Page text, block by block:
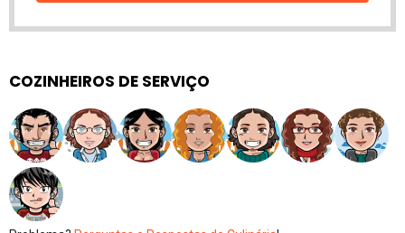
COZINHEIROS DE SERVIÇO